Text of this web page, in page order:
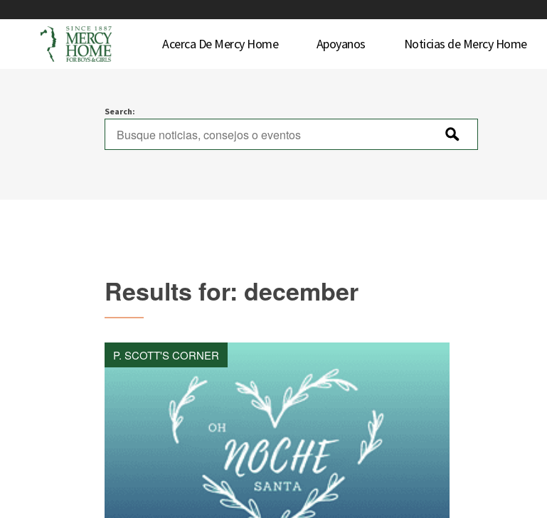
Acerca De Mercy Home Apoyanos Noticias de Mercy Home
Search:
Results for: december
P. SCOTT'S CORNER